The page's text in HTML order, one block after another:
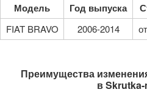
Модель Год выпуска
FIAT BRAVO 2006-2014
Преимущества
в